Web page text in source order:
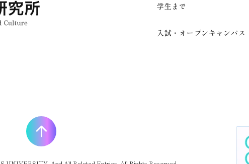
学生まで
入試・オープンキャンパス